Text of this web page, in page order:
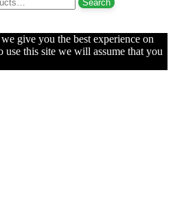
Search
give you the best experience on
this site we will assume that you